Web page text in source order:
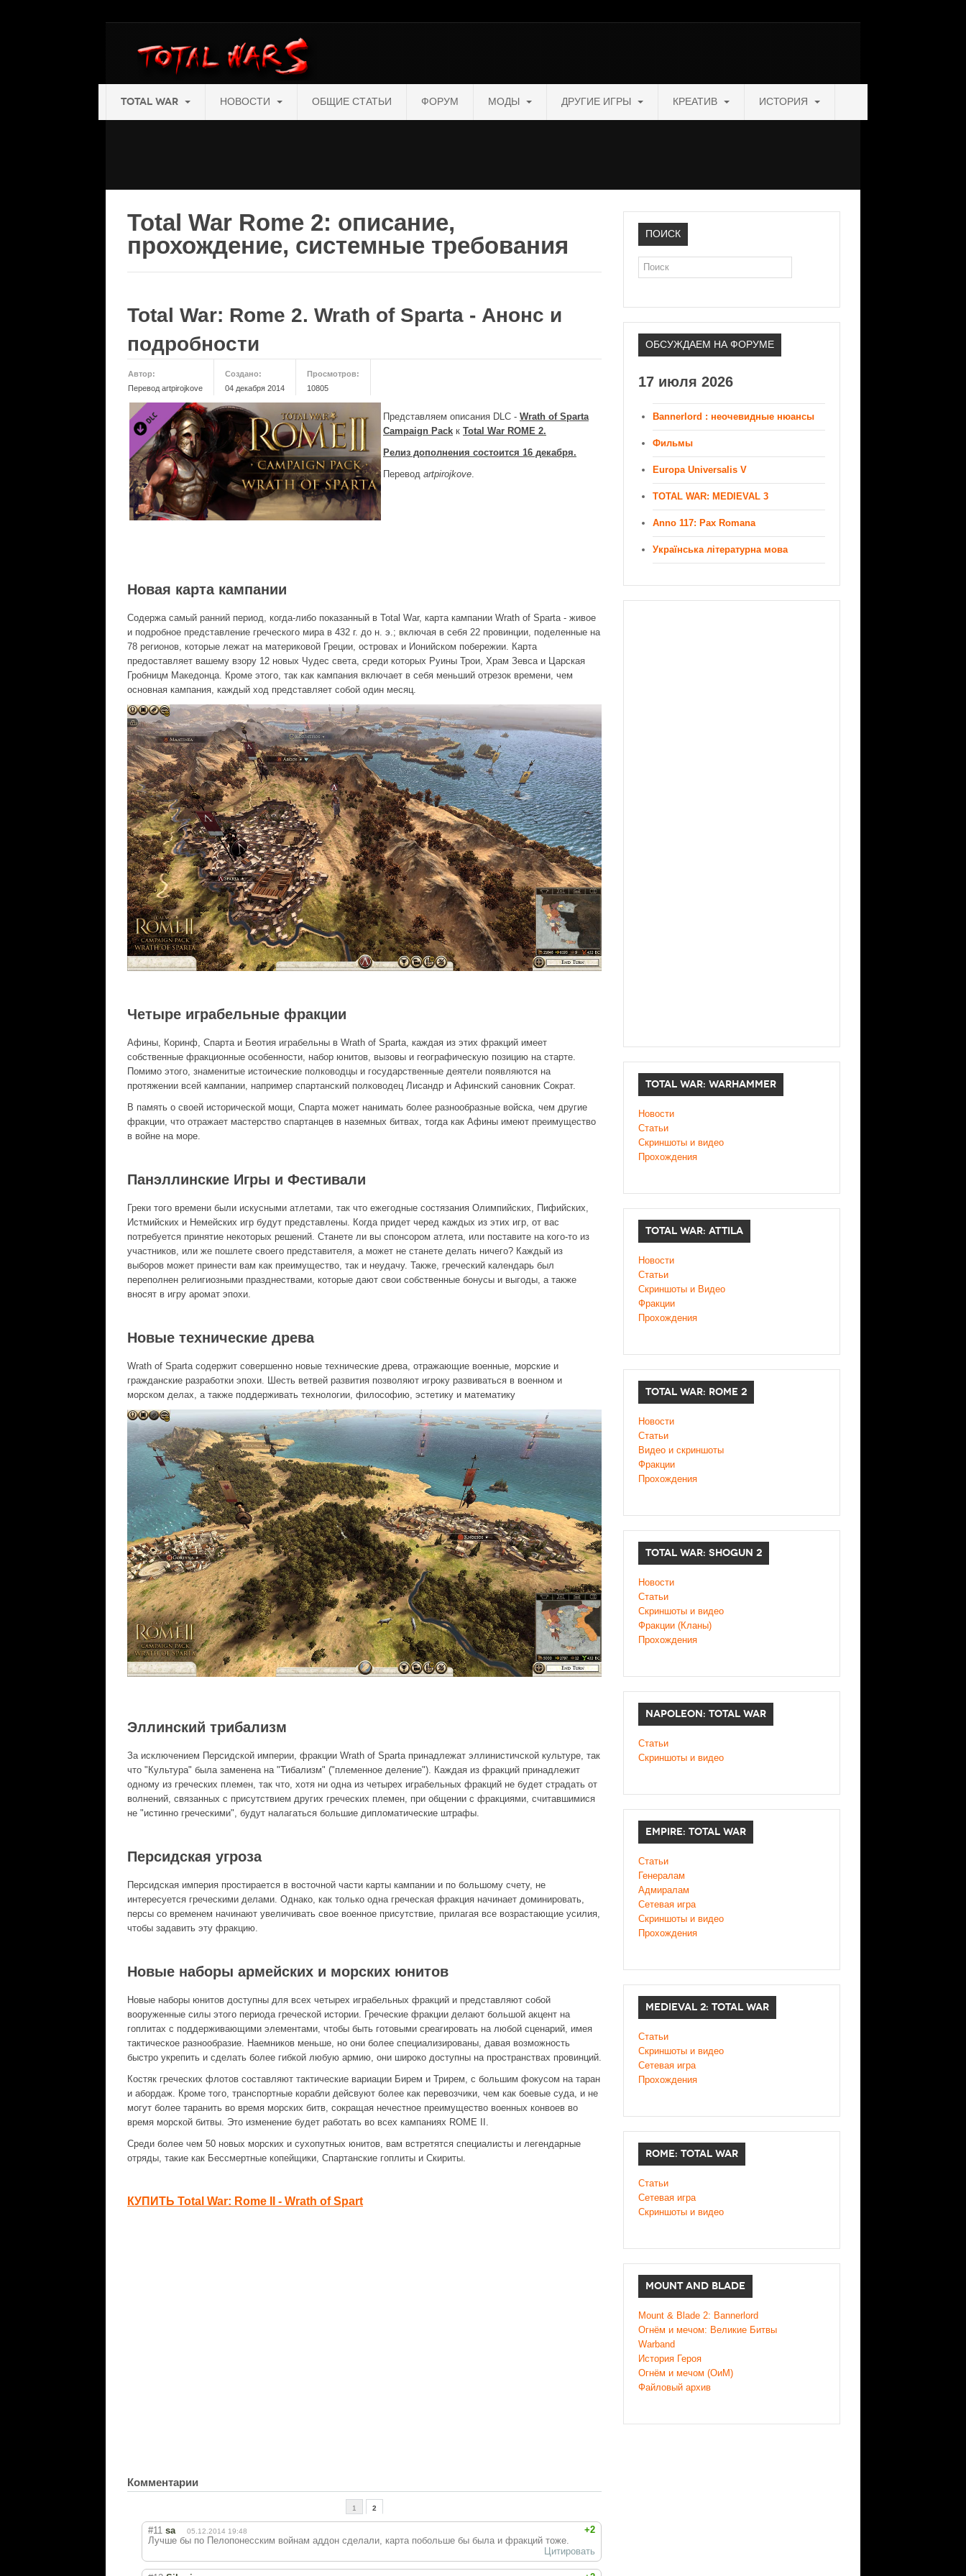
TOTAL WAR НОВОСТИ ОБЩИЕ СТАТЬИ ФОРУМ МОДЫ ДРУГИЕ ИГРЫ КРЕАТИВ ИСТОРИЯ
Total War Rome 2: описание,
прохождение, системные требования
Total War: Rome 2. Wrath of Sparta - Анонс и
подробности
Автор:
Перевод artpirojkovе
Создано:
04 декабря 2014
Просмотров:
10805
Представляем описания DLC - Wrath of Sparta
Campaign Pack к Total War ROME 2.
Релиз дополнения состоится 16 декабря.
Перевод artpirojkovе.
Новая карта кампании
Содержа самый ранний период, когда-либо показанный в Total War, карта кампании Wrath of Sparta - живое
и подробное представление греческого мира в 432 г. до н. э.; включая в себя 22 провинции, поделенные на
78 регионов, которые лежат на материковой Греции, островах и Ионийском побережии. Карта
предоставляет вашему взору 12 новых Чудес света, среди которых Руины Трои, Храм Зевса и Царская
Гробницм Македонца. Кроме этого, так как кампания включает в себя меньший отрезок времени, чем
основная кампания, каждый ход представляет собой один месяц.
Четыре играбельные фракции
Афины, Коринф, Спарта и Беотия играбельны в Wrath of Sparta, каждая из этих фракций имеет
собственные фракционные особенности, набор юнитов, вызовы и географическую позицию на старте.
Помимо этого, знаменитые истоические полководцы и государственные деятели появляются на
протяжении всей кампании, например спартанский полководец Лисандр и Афинский сановник Сократ.
В память о своей исторической мощи, Спарта может нанимать более разнообразные войска, чем другие
фракции, что отражает мастерство спартанцев в наземных битвах, тогда как Афины имеют преимущество
в войне на море.
Панэллинские Игры и Фестивали
Греки того времени были искусными атлетами, так что ежегодные состязания Олимпийских, Пифийских,
Истмийских и Немейских игр будут представлены. Когда придет черед каждых из этих игр, от вас
потребуется принятие некоторых решений. Станете ли вы спонсором атлета, или поставите на кого-то из
участников, или же пошлете своего представителя, а может не станете делать ничего? Каждый из
выборов может принести вам как преимущество, так и неудачу. Также, греческий календарь был
переполнен религиозными празднествами, которые дают свои собственные бонусы и выгоды, а также
вносят в игру аромат эпохи.
Новые технические древа
Wrath of Sparta содержит совершенно новые технические древа, отражающие военные, морские и
гражданские разработки эпохи. Шесть ветвей развития позволяют игроку развиваться в военном и
морском делах, а также поддерживать технологии, философию, эстетику и математику
Эллинский трибализм
За исключением Персидской империи, фракции Wrath of Sparta принадлежат эллинистичской культуре, так
что "Культура" была заменена на "Тибализм" ("племенное деление"). Каждая из фракций принадлежит
одному из греческих племен, так что, хотя ни одна из четырех играбельных фракций не будет страдать от
волнений, связанных с присутствием других греческих племен, при общении с фракциями, считавшимися
не "истинно греческими", будут налагаться большие дипломатические штрафы.
Персидская угроза
Персидская империя простирается в восточной части карты кампании и по большому счету, не
интересуется греческими делами. Однако, как только одна греческая фракция начинает доминировать,
персы со временем начинают увеличивать свое военное присутствие, прилагая все возрастающие усилия,
чтобы задавить эту фракцию.
Новые наборы армейских и морских юнитов
Новые наборы юнитов доступны для всех четырех играбельных фракций и представляют собой
вооруженные силы этого периода греческой истории. Греческие фракции делают большой акцент на
гоплитах с поддерживающими элементами, чтобы быть готовыми среагировать на любой сценарий, имея
тактическое разнообразие. Наемников меньше, но они более специализированы, давая возможность
быстро укрепить и сделать более гибкой любую армию, они широко доступны на пространствах провинций.
Костяк греческих флотов составляют тактические вариации Бирем и Трирем, с большим фокусом на таран
и абордаж. Кроме того, транспортные корабли дейсвуют более как перевозчики, чем как боевые суда, и не
могут более таранить во время морских битв, сокращая нечестное преимущество военных конвоев во
время морской битвы. Это изменение будет работать во всех кампаниях ROME II.
Среди более чем 50 новых морских и сухопутных юнитов, вам встретятся специалисты и легендарные
отряды, такие как Бессмертные копейщики, Спартанские гоплиты и Скириты.
КУПИТЬ Total War: Rome II - Wrath of Spart
Комментарии
1 2
+2
#11 sa 05.12.2014 19:48
Лучше бы по Пелопонесским войнам аддон сделали, карта побольше бы была и фракций тоже.
Цитировать
ПОИСК
Поиск
ОБСУЖДАЕМ НА ФОРУМЕ
17 июля 2026
Bannerlord : неочевидные нюансы
Фильмы
Europa Universalis V
TOTAL WAR: MEDIEVAL 3
Anno 117: Pax Romana
Українська літературна мова
TOTAL WAR: WARHAMMER
Новости
Статьи
Скриншоты и видео
Прохождения
TOTAL WAR: ATTILA
Новости
Статьи
Скриншоты и Видео
Фракции
Прохождения
TOTAL WAR: ROME 2
Новости
Статьи
Видео и скриншоты
Фракции
Прохождения
TOTAL WAR: SHOGUN 2
Новости
Статьи
Cкриншоты и видео
Фракции (Кланы)
Прохождения
NAPOLEON: TOTAL WAR
Статьи
Скриншоты и видео
EMPIRE: TOTAL WAR
Статьи
Генералам
Адмиралам
Сетевая игра
Скриншоты и видео
Прохождения
MEDIEVAL 2: TOTAL WAR
Статьи
Скриншоты и видео
Сетевая игра
Прохождения
ROME: TOTAL WAR
Статьи
Сетевая игра
Скриншоты и видео
MOUNT AND BLADE
Mount & Blade 2: Bannerlord
Огнём и мечом: Великие Битвы
Warband
История Героя
Огнём и мечом (ОиМ)
Файловый архив